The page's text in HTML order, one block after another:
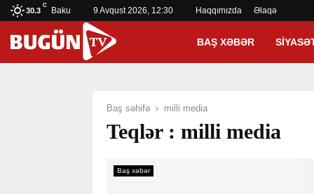
30.3
C
Baku 9 Avqust 2026, 12:30 Haqqımızda Əlaqə
BAŞ XƏBƏR
Baş səhifə milli media
Teqlər : milli media
Baş xəbər